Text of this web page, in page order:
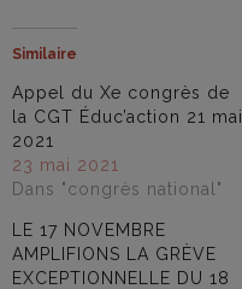
Similaire
Appel du Xe congrès de
la CGT Éduc’action 21 mai
2021
23 mai 2021
Dans "congrès national"
LE 17 NOVEMBRE
AMPLIFIONS LA GRÈVE
EXCEPTIONNELLE DU 18